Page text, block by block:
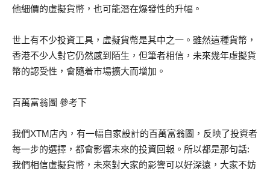
他細價的虛擬貨幣，也可能潛在爆發性的升幅。
世上有不少投資工具，虛擬貨幣是其中之一。雖然這種貨幣，
香港不少人對它仍然感到陌生，但筆者相信，未來幾年虛擬貨
幣的認受性，會隨着市場擴大而增加。
百萬富翁圖 參考下
我們XTM店內，有一幅自家設計的百萬富翁圖，反映了投資者
每一步的選擇，都會影響未來的投資回報。所以都是那句話:
我們相信虛擬貨幣，未來對大家的影響可以好深遠，大家不妨